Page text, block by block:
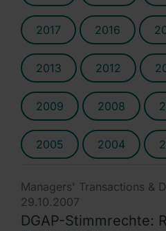
2017 2016
2013 2012
2009 2008
2005 2004
Managers' Transactions &
29.10.2007
DGAP-Stimmrechte: